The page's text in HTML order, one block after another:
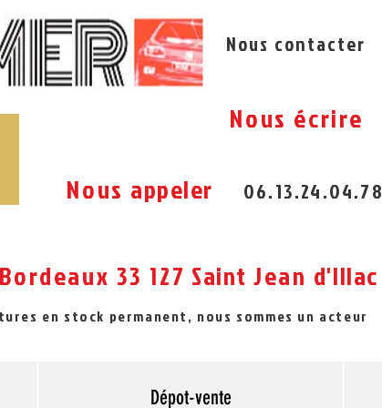
Nous contacter
Nous écrire
Nous appeler 06.13.24.04.78
33 127 Saint Jean d'Illac
en stock permanent, nous sommes un acteur
Dépot-vente